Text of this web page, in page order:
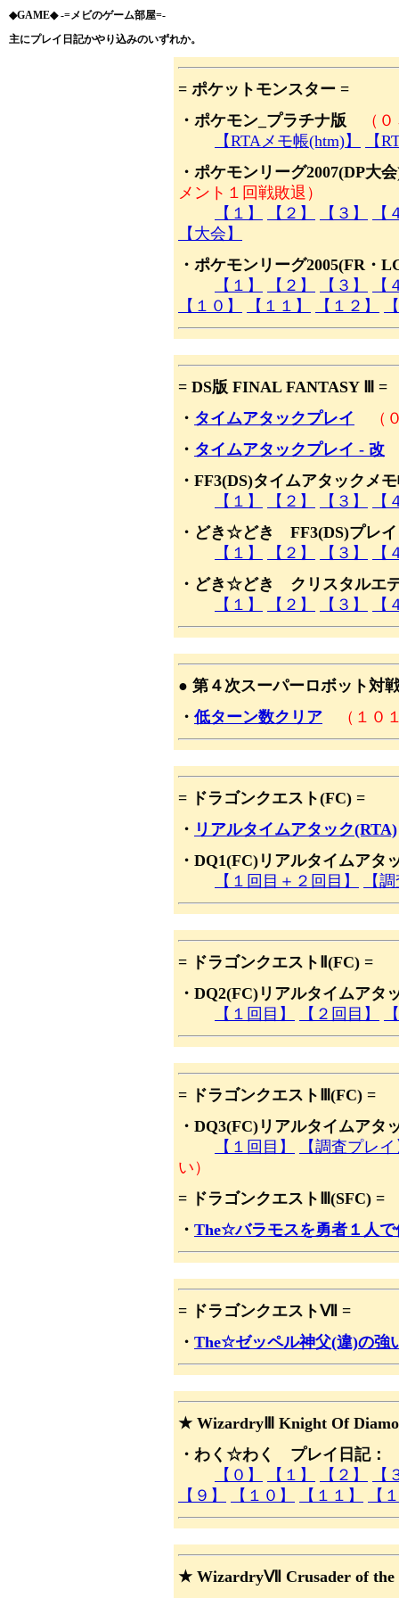
◆GAME◆ -=メビのゲーム部屋=-
主にプレイ日記かやり込みのいずれか。
= ポケットモンスター =
・ポケモン_プラチナ版
（
【RTAメモ帳(htm)】
【
・ポケモンリーグ2007(DP大
メント１回戦敗退）
【１】
【２】 【３】
【
【大会】
・ポケモンリーグ2005(FR・
【１】
【２】 【３】
【
【１０】
【１１】 【１２】
= DS版 FINAL FANTASY Ⅲ =
・ タイムアタックプレイ
（
・ タイムアタックプレイ - 改
・FF3(DS)タイムアタックメ
【１】
【２】 【３】
【
・どき☆どき FF3(DS)プレ
【１】
【２】 【３】
【
・どき☆どき クリスタルエ
【１】
【２】 【３】 【
● 第４次スーパーロボット対
・ 低ターン数クリア （１０
= ドラゴンクエスト(FC) =
・ リアルタイムアタック(RTA)
・DQ1(FC)リアルタイムアタ
【１回目＋２回目】
【
= ドラゴンクエストⅡ(FC) =
・DQ2(FC)リアルタイムアタ
【１回目】
【２回目】
= ドラゴンクエストⅢ(FC) =
・DQ3(FC)リアルタイムアタ
【１回目】
【調査プレ
い）
= ドラゴンクエストⅢ(SFC) =
・ The☆バラモスを勇者１人
= ドラゴンクエストⅦ =
・ The☆ゼッペル神父(違)の強
★ WizardryⅢ Knight Of
・わく☆わく プレイ日記：
【０】
【１】 【２】
【
【９】
【１０】 【１１】 【
★ WizardryⅦ Crusader of the